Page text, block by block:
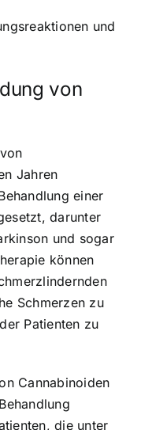
und
von
Jahren
einer
darunter
und sogar
können
Schmerzen zu
Patienten zu
Cannabinoiden
die unter